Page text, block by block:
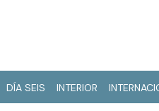
DÍA SEIS INTERIOR